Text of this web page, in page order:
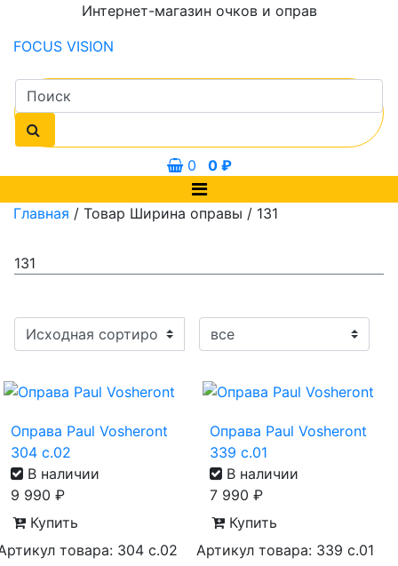
Интернет-магазин очков и оправ
FOCUS VISION
0 0 ₽
Главная / Товар Ширина оправы / 131
131
Оправа Paul Vosheront
304 с.02
В наличии
9 990 ₽
Купить
товара: 304 с.02
Оправа Paul Vosheront
339 с.01
В наличии
7 990 ₽
Купить
Артикул товара: 339 с.01